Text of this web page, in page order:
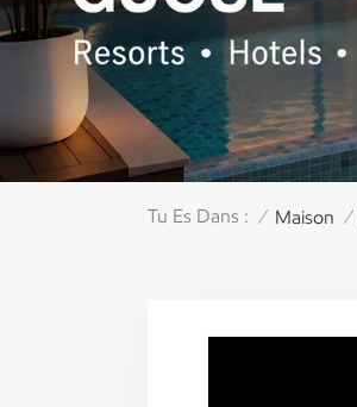
Tu Es Dans : / Maison /